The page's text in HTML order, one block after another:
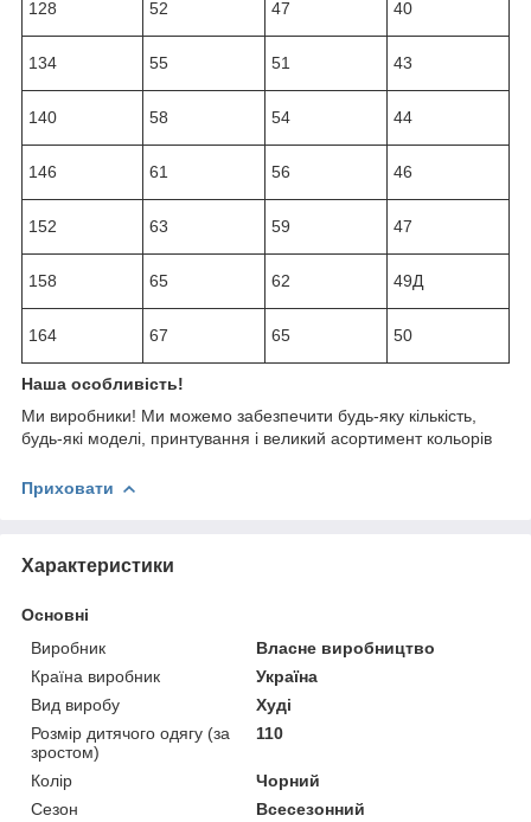
128 52 47 40
134 55 51 43
140 58 54 44
146 61 56 46
152 63 59 47
158 65 62 49Д
164 67 65 50
Наша особливість!
Ми виробники! Ми можемо забезпечити будь-яку кількість,
будь-які моделі, принтування і великий асортимент кольорів
Приховати
Характеристики
Основні
Виробник
Власне виробництво
Країна виробник
Україна
Вид виробу
Худі
Розмір дитячого одягу (за
зростом)
110
Колір
Чорний
Сезон
Всесезонний